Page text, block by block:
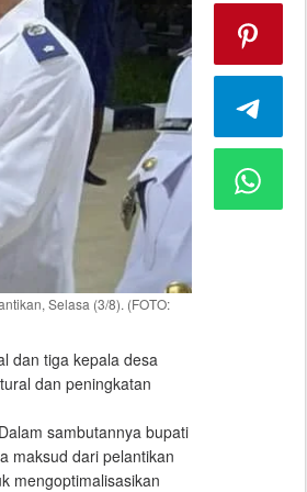
Selasa (3/8). (FOTO:
dan tiga kepala desa
dan peningkatan
sambutannya bupati
maksud dari pelantikan
mengoptimalisasikan